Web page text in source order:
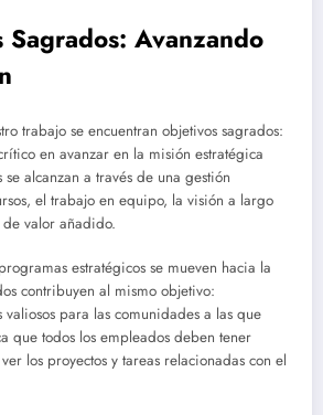
Avanzando
trabajo se encuentran objetivos sagrados:
en avanzar en la misión estratégica
se alcanzan a través de una gestión
el trabajo en equipo, la visión a largo
valor añadido.
estratégicos se mueven hacia la
contribuyen al mismo objetivo:
para las comunidades a las que
que todos los empleados deben tener
los proyectos y tareas relacionadas con el